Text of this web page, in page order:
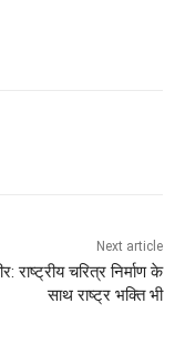
Next article
राष्ट्रीय चरित्र निर्माण के
साथ राष्ट्र भक्ति भी